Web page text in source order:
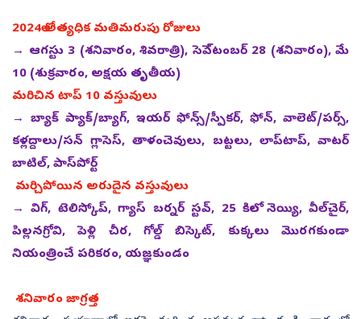
2024లో అత్యధిక మతిమరుపు రోజులు
→ ఆగస్టు 3 (శనివారం, శివరాత్రి), సెపె్టంబర్‌ 28 (శనివారం), మే
10 (శుక్రవారం, అక్షయ తృతీయ)
మరిచిన టాప్‌ 10 వస్తువులు
→ బ్యాక్‌ ప్యాక్‌/బ్యాగ్, ఇయర్‌ ఫోన్స్‌/స్పీకర్, ఫోన్, వాలెట్‌/పర్స్,
కళ్లద్దాలు/సన్‌ గ్లాసెస్, తాళంచెవులు, బట్టలు, లాప్‌టాప్, వాటర్‌
బాటిల్, పాస్‌పోర్ట్‌
మర్చిపోయిన అరుదైన వస్తువులు
→ విగ్, టెలిస్కోప్, గ్యాస్‌ బర్నర్‌ స్టవ్, 25 కిలోల నెయ్యి, వీల్‌చైర్,
పిల్లనగ్రోవి, పెళ్లి చీర, గోల్డ్‌ బిస్కెట్, కుక్కలు మొరగకుండా
నియంత్రించే పరికరం, యజ్ఞకుండం
శనివారం జాగ్రత్త